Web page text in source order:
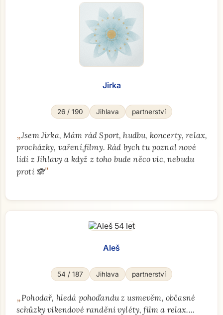
Jirka
26 / 190 Jihlava partnerství
„Jsem Jirka, Mám rád Sport, hudbu, koncerty, relax,
procházky, vaření,filmy. Rád bych tu poznal nové
lidi z Jihlavy a když z toho bude něco víc, nebudu
proti 🙈"
Aleš
54 / 187 Jihlava partnerství
„Pohodař, hledá pohoďandu z usmevěm, občasné
schůzky víkendové randěni vyléty, film a relax....